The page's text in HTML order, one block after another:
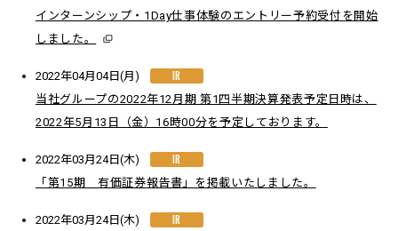
インターンシップ・1Day仕事体験のエントリー予約受付を開始
しました。
2022年04月04日(月) IR
当社グループの2022年12月期 第1四半期決算発表予定日時は、
2022年5月13日（金）16時00分を予定しております。
2022年03月24日(木) IR
「第15期 有価証券報告書」を掲載いたしました。
2022年03月24日(木) IR